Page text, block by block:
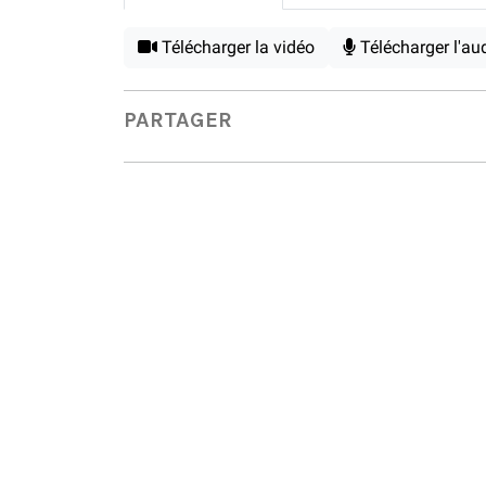
Télécharger la vidéo Télécharger
PARTAGER